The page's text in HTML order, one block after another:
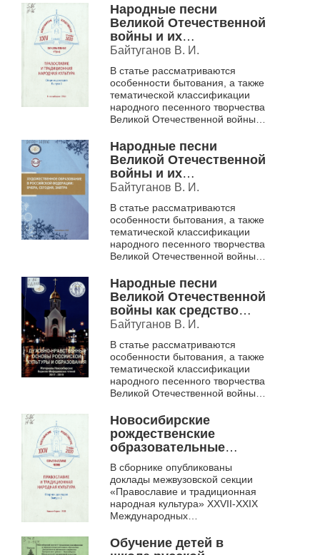
этнической культуры. В статье
анализиру...
Народные песни
Великой Отечественной
войны и их
художественные
особенности как
средство
патриотического
воспитания в Доме
детского творчества
Байтуганов В. И.
В статье рассматриваются
особенности бытования, а также
тематической классификации
народного песенного творчества
Великой Отечественной войны.
ведущих учёных-фольклористов
...
Народные песни
Великой Отечественной
войны и их
художественные
особенности как
средство
патриотического
воспитания во
внеурочной
Байтуганов В. И.
В статье рассматриваются
особенности бытования, а также
тематической классификации
народного песенного творчества
Великой Отечественной войны.
ведущих ученых-фольклористов
...
Народные песни
Великой Отечественной
войны как средство
патриотического
воспитания детей и
юношества.
Байтуганов В. И.
В статье рассматриваются
особенности бытования, а также
тематической классификации
народного песенного творчества
Великой Отечественной войны.
ведущих ученых-фольклористов
...
Новосибирские
рождественские
образовательные
чтения, Православие и
традиционная
народная культура,
[Новосибирск, 12
ноября 2020]. cборник
В сборнике опубликованы
доклады межвузовской секции
«Православие и традиционная
народная культура» ХХVII-ХХIХ
Международных
рождественских чтений, ХХII-
ХХIV Новосибирских
Обучение детей в